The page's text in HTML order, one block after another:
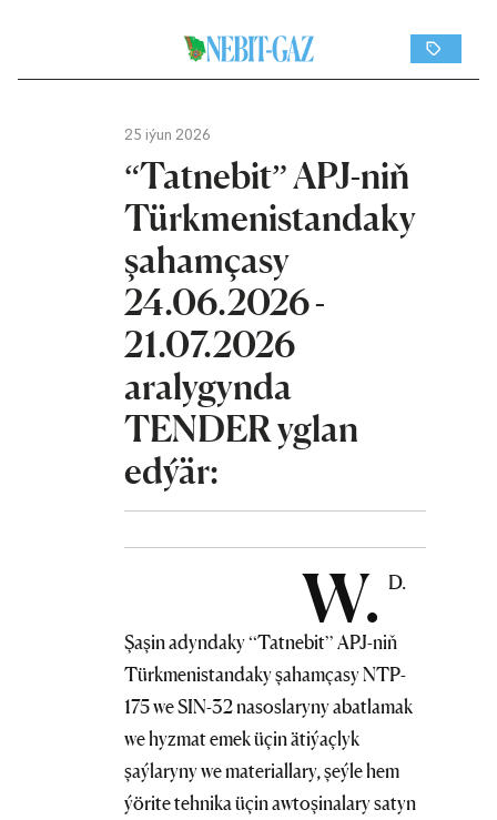
25 iýun 2026
“Tatnebit” APJ-niň
Türkmenistandaky
şahamçasy
24.06.2026 -
21.07.2026
aralygynda
TENDER yglan
edýär:
W. D.
Şaşin adyndaky “Tatnebit” APJ-niň
Türkmenistandaky şahamçasy NTP-
175 we SIN-32 nasoslaryny abatlamak
we hyzmat emek üçin ätiýaçlyk
şaýlaryny we materiallary, şeýle hem
ýörite tehnika üçin awtoşinalary satyn